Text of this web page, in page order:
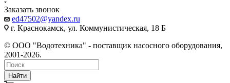
Заказать звонок
ed47502@yandex.ru
г. Краснокамск, ул. Коммунистическая, 18 Б
© ООО "Водотехника" - поставщик насосного оборудования,
2001-2026.
Найти